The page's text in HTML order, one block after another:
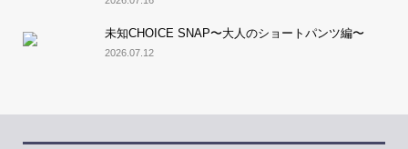
未知CHOICE SNAP〜大人のショートパンツ編〜
2026.07.12